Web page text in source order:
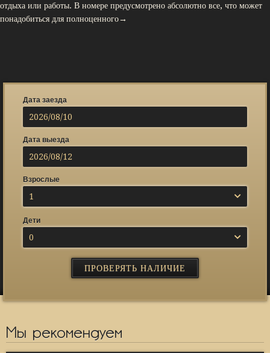
отдыха или работы. В номере предусмотрено абсолютно все, что может
понадобиться для полноценного→
Дата заезда
Дата выезда
Взрослые
1
Дети
0
Мы рекомендуем